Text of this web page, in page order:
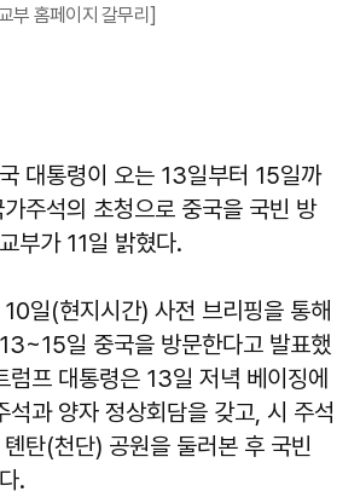
부 홈페이지 갈무리]
대통령이 오는 13일부터 15일까
주석의 초청으로 중국을 국빈 방
부가 11일 밝혔다.
일(현지시간) 사전 브리핑을 통해
일 중국을 방문한다고 발표했
럼프 대통령은 13일 저녁 베이징에
과 양자 정상회담을 갖고, 시 주석
탄(천단) 공원을 둘러본 후 국빈
.